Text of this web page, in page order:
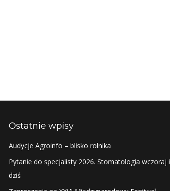
Ostatnie wpisy
Audycje Agroinfo – blisko rolnika
Pytanie do specjalisty 2026. Stomatologia wczoraj i
dziś